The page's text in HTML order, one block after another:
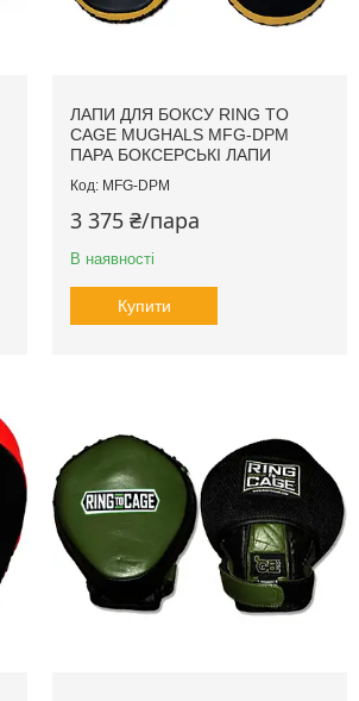
ЛАПИ ДЛЯ БОКСУ RING TO
CAGE MUGHALS MFG-DPM
ПАРА БОКСЕРСЬКІ ЛАПИ
MFG-DPM
3 375 ₴/пара
В наявності
Купити